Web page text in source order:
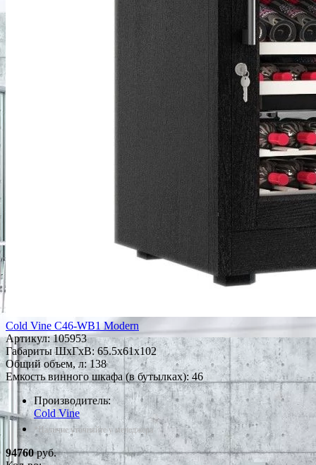
Cold Vine C46-WB1 Modern
Артикул:105953
Габариты ШxГxВ: 65.5x61x102
Общий объем, л: 138
Емкость винного шкафа (в бутылках): 46
Производитель:
Cold Vine
*Наличие уточняйте у менеджера
94760руб.